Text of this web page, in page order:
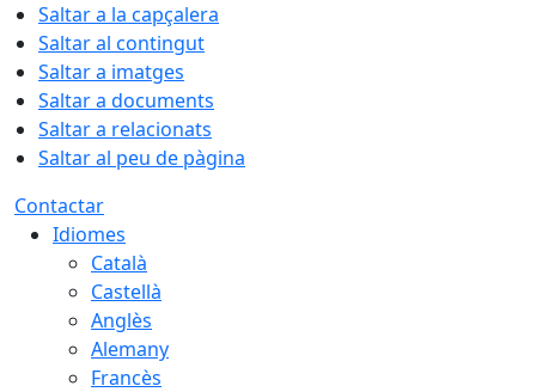
Saltar a la capçalera
Saltar al contingut
Saltar a imatges
Saltar a documents
Saltar a relacionats
Saltar al peu de pàgina
Contactar
Idiomes
Català
Castellà
Anglès
Alemany
Francès